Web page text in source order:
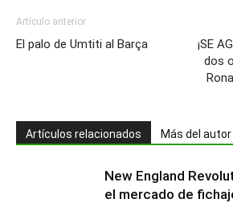
Artículo anterior
El palo de Umtiti al Barça
¡SE
dos
Artículos relacionados Más del autor
New England
el mercado de